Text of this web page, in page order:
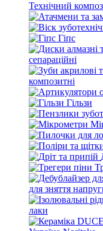
Технічний
Гіпс
сепараційні
композитні
Гільзи
для зняття
лаки